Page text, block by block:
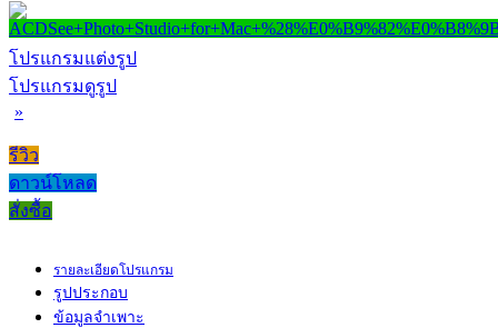
โปรแกรมแต่งรูป
โปรแกรมดูรูป
»
รีวิว
ดาวน์โหลด
สั่งซื้อ
รายละเอียดโปรแกรม
รูปประกอบ
ข้อมูลจำเพาะ